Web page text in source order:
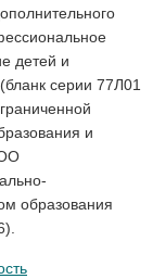
детей и
серии 77Л01
и
образования